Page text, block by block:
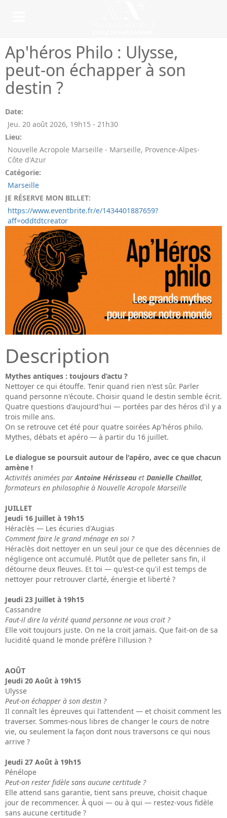
Ap'héros Philo : Ulysse,
peut-on échapper à son
destin ?
Date:
Jeu. 20 août 2026, 19h15 - 21h30
Lieu:
Nouvelle Acropole Marseille - Marseille, Provence-Alpes-
Côte d'Azur
Catégorie:
Marseille
JE RÉSERVE MON BILLET:
https://www.eventbrite.fr/e/1434401887659?
aff=oddtdtcreator
Description
Mythes antiques : toujours d’actu ?
Nettoyer ce qui étouffe. Tenir quand rien n'est sûr. Parler
quand personne n'écoute. Choisir quand le destin semble écrit.
Quatre questions d'aujourd'hui — portées par des héros d'il y a
trois mille ans.
On se retrouve cet été pour quatre soirées Ap'héros philo.
Mythes, débats et apéro — à partir du 16 juillet.
Le dialogue se poursuit autour de l'apéro, avec ce que chacun
amène !
Activités animées parAntoine Hérisseau et Danielle Chaillot,
formateurs en philosophie à Nouvelle Acropole Marseille
JUILLET
Jeudi 16 Juillet à 19h15
Héraclès — Les écuries d'Augias
Comment faire le grand ménage en soi ?
Héraclès doit nettoyer en un seul jour ce que des décennies de
négligence ont accumulé. Plutôt que de pelleter sans fin, il
détourne deux fleuves. Et toi — qu'est-ce qu'il est temps de
nettoyer pour retrouver clarté, énergie et liberté ?
Jeudi 23 Juillet à 19h15
Cassandre
Faut-il dire la vérité quand personne ne vous croit ?
Elle voit toujours juste. On ne la croit jamais. Que fait-on de sa
lucidité quand le monde préfère l'illusion ?
AOÛT
Jeudi 20 Août à 19h15
Ulysse
Peut-on échapper à son destin ?
Il connaît les épreuves qui l'attendent — et choisit comment les
traverser. Sommes-nous libres de changer le cours de notre
vie, ou seulement la façon dont nous traversons ce qui nous
arrive ?
Jeudi 27 Août à 19h15
Pénélope
Peut-on rester fidèle sans aucune certitude ?
Elle attend sans garantie, tient sans preuve, choisit chaque
jour de recommencer. À quoi — ou à qui — restez-vous fidèle
sans aucune certitude ?